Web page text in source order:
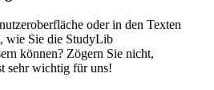
oder in den Texten
wie Sie die StudyLib
können? Zögern Sie nicht,
sehr wichtig für uns!